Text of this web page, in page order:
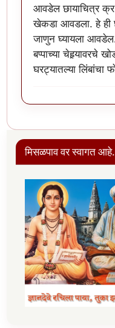
आवडेल छायाचित्र क्र
खेकडा आवडला. हे ही
जाणुन घ्यायला
बप्पाच्या चेहर्‍यावरचे
घरट्यातल्या लिंबांचा
मिसळपाव वर स्वागत आहे.